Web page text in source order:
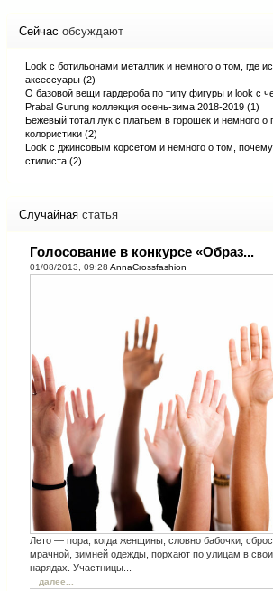
Сейчас обсуждают
Look с ботильонами металлик и немного о том, где
аксессуары (2)
О базовой вещи гардероба по типу фигуры и look с
Prabal Gurung коллекция осень-зима 2018-2019 (1)
Бежевый тотал лук с платьем в горошек и немного о
колористики (2)
Look с джинсовым корсетом и немного о том,
стилиста (2)
Случайная статья
Голосование в конкурсе «Образ...
01/08/2013, 09:28 AnnaCrossfashion
Лето — пора, когда женщины, словно бабочки,
мрачной, зимней одежды, порхают по улицам в
нарядах. Участницы...
далее...